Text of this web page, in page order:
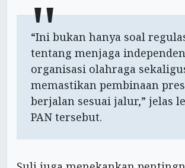
“Ini bukan hanya soal
tentang menjaga
organisasi olahraga
memastikan pembinaan
berjalan sesuai jalur,” jelas
PAN tersebut.